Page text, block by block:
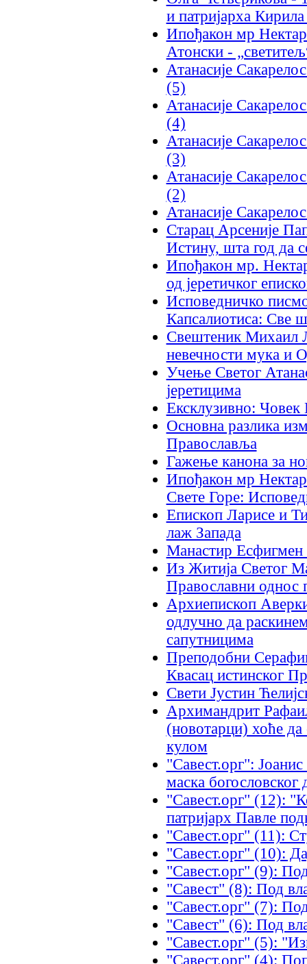
и патријарха
Ипођакон мр
Атонски -
Атанасије
(5)
Атанасије
(4)
Атанасије
(3)
Атанасије
(2)
Атанасије
Старац Арсеније
Истину, шта год да
Ипођакон мр.
од јеретичког
Исповедничко
Капсалиотиса: Све
Свештеник Михаил
невечности мука и
Учење Светог
јеретицима
Ексклузивно:
Основна разлика
Православља
Гажење канона за
Ипођакон мр
Свете Горе:
Епископ Ларисе и
лаж Запада
Манастир Есфигмен
Из Житија Светог
Православни однос
Архиепископ
одлучно да
сапутницима
Преподобни
Квасац истинског
Свети Јустин
Архимандрит
(новотарци) хоће
кулом
"Савест.орг":
маска богословског
"Савест.орг" (12):
патријарх Павле
"Савест.орг" (11):
"Савест.орг" (10):
"Савест.орг" (9):
"Савест" (8): Под
"Сaвест.орг" (7):
"Савест" (6): Под
"Савест.орг" (5):
"Савест.орг" (4):